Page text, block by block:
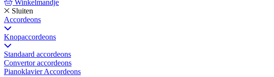
Winkelmandje
Sluiten
Accordeons
Knopaccordeons
Standaard accordeons
Convertor accordeons
Pianoklavier Accordeons